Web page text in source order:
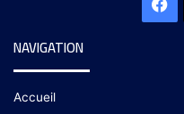
NAVIGATION
Accueil